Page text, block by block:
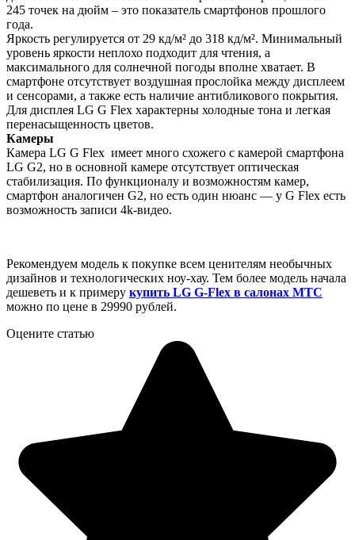
245 точек на дюйм – это показатель смартфонов прошлого
года.
Яркость регулируется от 29 кд/м² до 318 кд/м². Минимальный
уровень яркости неплохо подходит для чтения, а
максимального для солнечной погоды вполне хватает. В
смартфоне отсутствует воздушная прослойка между дисплеем
и сенсорами, а также есть наличие антибликового покрытия.
Для дисплея LG G Flex характерны холодные тона и легкая
перенасыщенность цветов.
Камеры
Камера LG G Flex имеет много схожего с камерой смартфона
LG G2, но в основной камере отсутствует оптическая
стабилизация. По функционалу и возможностям камер,
смартфон аналогичен G2, но есть один нюанс — у G Flex есть
возможность записи 4k-видео.
Рекомендуем модель к покупке всем ценителям необычных
дизайнов и технологических ноу-хау. Тем более модель начала
дешеветь и к примеру купить LG G-Flex в салонах МТС
можно по цене в 29990 рублей.
Оцените статью